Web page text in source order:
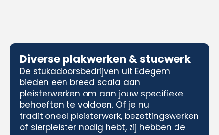
Diverse plakwerken & stucwerk
De stukadoorsbedrijven uit Edegem
bieden een breed scala aan
pleisterwerken om aan jouw specifieke
behoeften te voldoen. Of je nu
traditioneel pleisterwerk, bezettingswerken
of sierpleister nodig hebt, zij hebben de